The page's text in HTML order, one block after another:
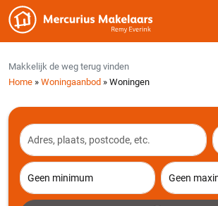
Makkelijk de weg terug vinden
Home » Woningaanbod » Woningen
Alle filters